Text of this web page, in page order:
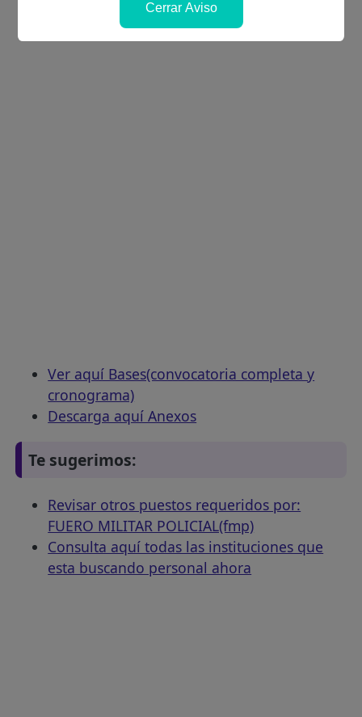
Ver aquí Bases(convocatoria completa y
cronograma)
Descarga aquí Anexos
Te sugerimos:
Revisar otros puestos requeridos por:
FUERO MILITAR POLICIAL(fmp)
Consulta aquí todas las instituciones que
esta buscando personal ahora
Cerrar Aviso